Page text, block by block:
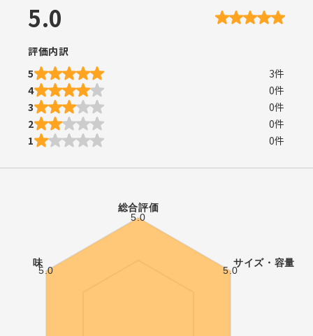
5.0
評価内訳
5
3件
4
0件
3
0件
2
0件
1
0件